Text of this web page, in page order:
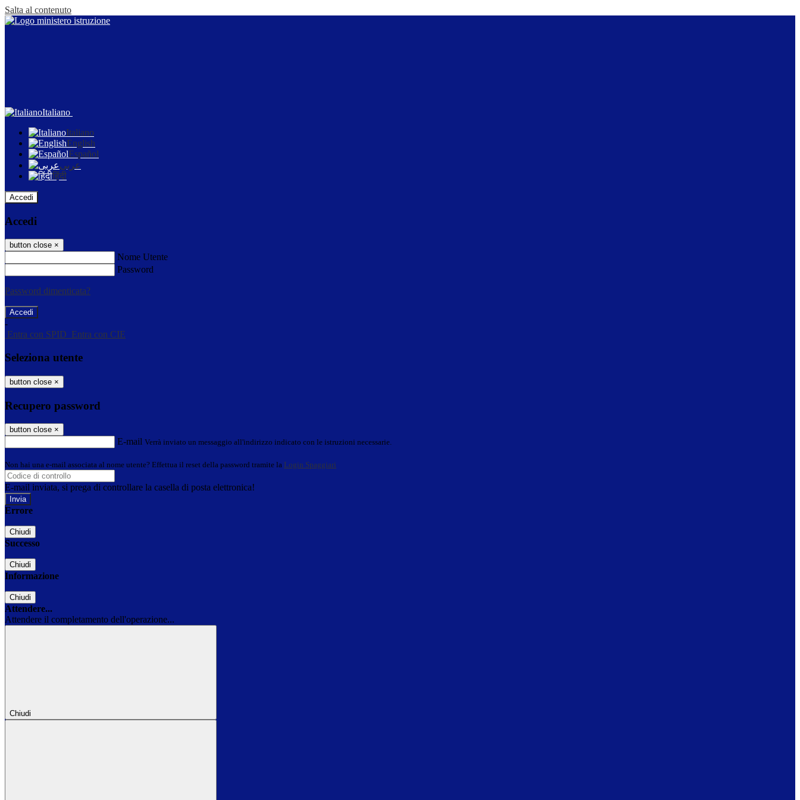
Salta al contenuto
Italiano
Italiano
English
Español
عربى
हिंदी
Accedi
Accedi
button close ×
Nome Utente
Password
Password dimenticata?
-
Entra con SPID Entra con CIE
Seleziona utente
button close ×
Recupero password
button close ×
E-mail Verrà inviato un messaggio all'indirizzo indicato con le istruzioni necessarie.
Non hai una e-mail associata al nome utente? Effettua il reset della password tramite la Login Spaggiari
E-mail inviata, si prega di controllare la casella di posta elettronica!
Errore
Chiudi
Successo
Chiudi
Informazione
Chiudi
Attendere...
Attendere il completamento dell'operazione...
Chiudi